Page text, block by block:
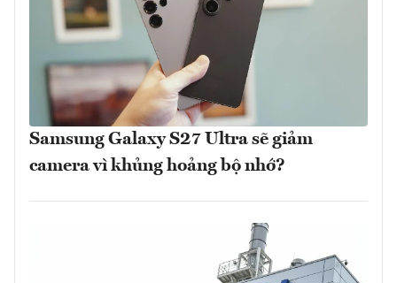
Samsung Galaxy S27 Ultra sẽ giảm
camera vì khủng hoảng bộ nhớ?